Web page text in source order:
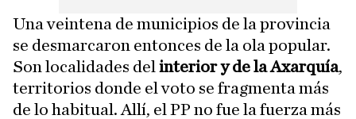
Una veintena de municipios de la provincia
se desmarcaron entonces de la ola popular.
Son localidades del interior y de la Axarquía,
territorios donde el voto se fragmenta más
de lo habitual. Allí, el PP no fue la fuerza más